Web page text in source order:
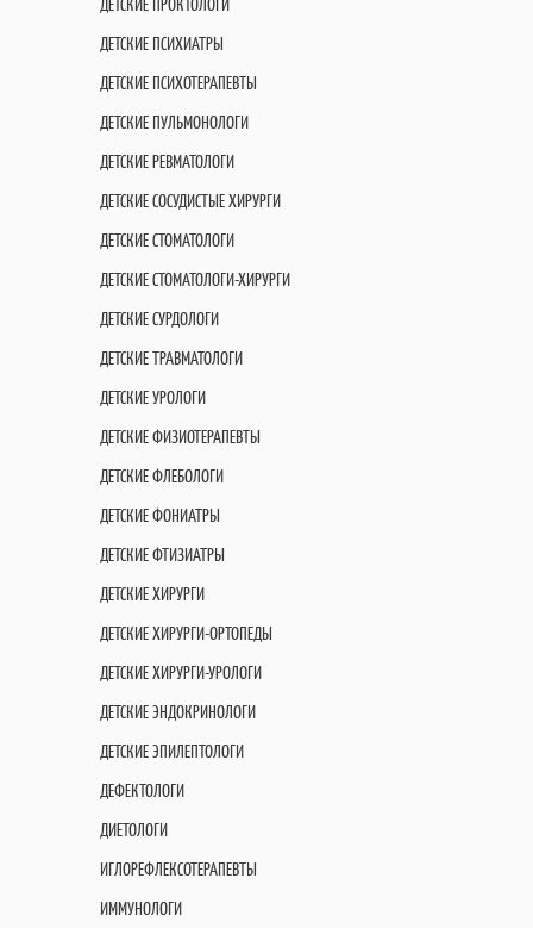
ДЕТСКИЕ ПСИХИАТРЫ
ДЕТСКИЕ ПСИХОТЕРАПЕВТЫ
ДЕТСКИЕ ПУЛЬМОНОЛОГИ
ДЕТСКИЕ РЕВМАТОЛОГИ
ДЕТСКИЕ СОСУДИСТЫЕ ХИРУРГИ
ДЕТСКИЕ СТОМАТОЛОГИ
ДЕТСКИЕ СТОМАТОЛОГИ-ХИРУРГИ
ДЕТСКИЕ СУРДОЛОГИ
ДЕТСКИЕ ТРАВМАТОЛОГИ
ДЕТСКИЕ УРОЛОГИ
ДЕТСКИЕ ФИЗИОТЕРАПЕВТЫ
ДЕТСКИЕ ФЛЕБОЛОГИ
ДЕТСКИЕ ФОНИАТРЫ
ДЕТСКИЕ ФТИЗИАТРЫ
ДЕТСКИЕ ХИРУРГИ
ДЕТСКИЕ ХИРУРГИ-ОРТОПЕДЫ
ДЕТСКИЕ ХИРУРГИ-УРОЛОГИ
ДЕТСКИЕ ЭНДОКРИНОЛОГИ
ДЕТСКИЕ ЭПИЛЕПТОЛОГИ
ДЕФЕКТОЛОГИ
ДИЕТОЛОГИ
ИГЛОРЕФЛЕКСОТЕРАПЕВТЫ
ИММУНОЛОГИ